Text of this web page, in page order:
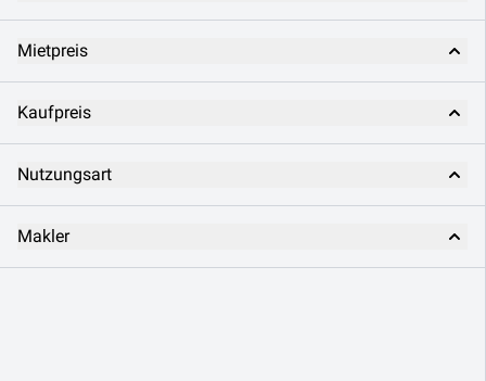
Mietpreis
Kaufpreis
Nutzungsart
Makler